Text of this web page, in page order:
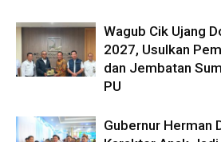
Wagub Cik Ujang
2027, Usulkan
dan Jembatan
PU
Gubernur Herman